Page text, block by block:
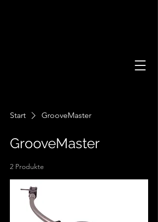
Start GrooveMaster
GrooveMaster
2 Produkte